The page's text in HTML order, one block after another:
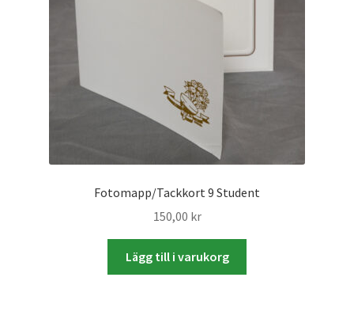
Fotomapp/Tackkort 9 Student
150,00 kr
Lägg till i varukorg